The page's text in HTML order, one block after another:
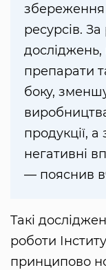
збереження
ресурсів.
досліджень,
препарати
боку,
продукції,
негативні
— пояснив
Такі
роботи
принципово